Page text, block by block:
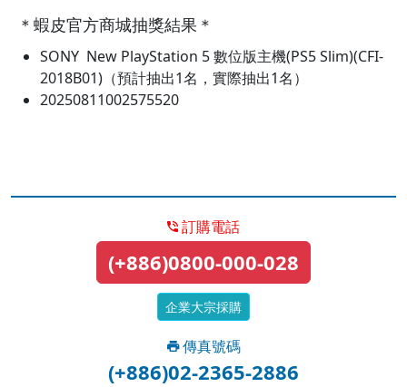
＊蝦皮官方商城抽獎結果＊
SONY New PlayStation 5 數位版主機(PS5 Slim)(CFI-
2018B01)（預計抽出1名，實際抽出1名）
20250811002575520
訂購電話
(+886)0800-000-028
企業大宗採購
傳真號碼
(+886)02-2365-2886